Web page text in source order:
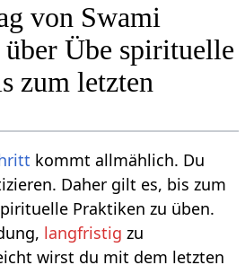
von Swami
über Übe spirituelle
zum letzten
kommt allmählich. Du
Daher gilt es, bis zum
Praktiken zu üben.
langfristig zu
wirst du mit dem letzten